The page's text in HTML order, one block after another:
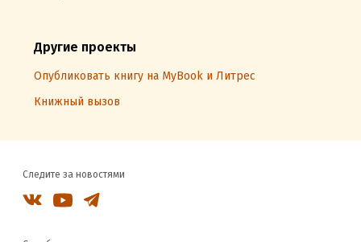
Другие проекты
Опубликовать книгу на MyBook и Литрес
Книжный вызов
Следите за новостями